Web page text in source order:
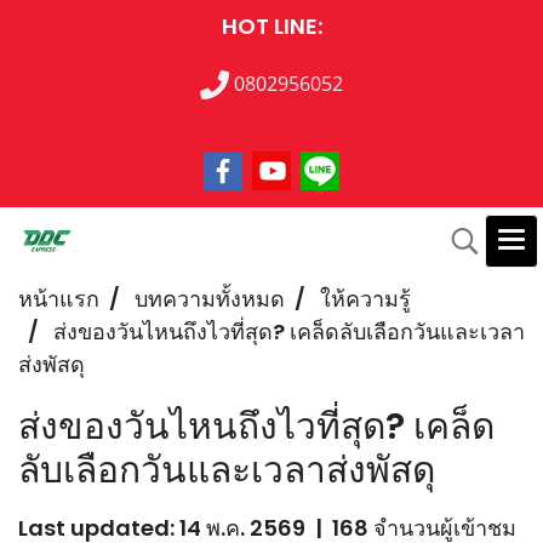
HOT LINE:
0802956052
หน้าแรก บทความทั้งหมด
ให้ความรู้
ส่งของวันไหนถึงไวที่สุด? เคล็ดลับเลือกวันและเวลา
ส่งพัสดุ
ส่งของวันไหนถึงไวที่สุด? เคล็ด
ลับเลือกวันและเวลาส่งพัสดุ
Last updated: 14 พ.ค. 2569 | 168 จำนวนผู้เข้าชม